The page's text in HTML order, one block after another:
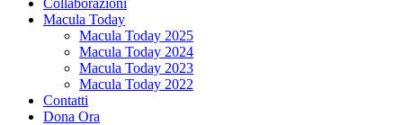
Collaborazioni
Macula Today
Macula Today 2025
Macula Today 2024
Macula Today 2023
Macula Today 2022
Contatti
Dona Ora